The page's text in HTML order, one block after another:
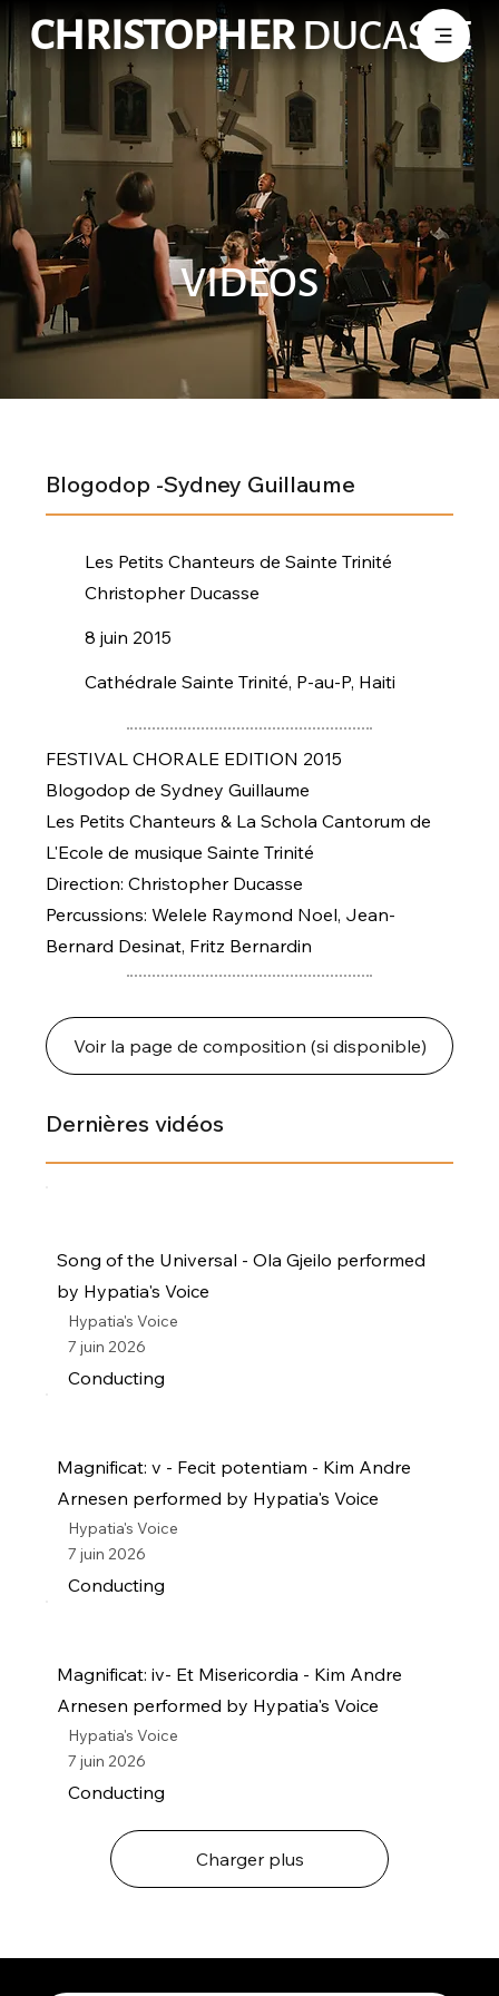
CHRISTOPHERDUCASSE
VIDÉOS
Blogodop -Sydney Guillaume
Les Petits Chanteurs de Sainte Trinité
Christopher Ducasse
8 juin 2015
Cathédrale Sainte Trinité, P-au-P, Haiti
FESTIVAL CHORALE EDITION 2015
Blogodop de Sydney Guillaume
Les Petits Chanteurs & La Schola Cantorum de
L'Ecole de musique Sainte Trinité
Direction: Christopher Ducasse
Percussions: Welele Raymond Noel, Jean-
Bernard Desinat, Fritz Bernardin
Voir la page de composition (si disponible)
Dernières vidéos
Song of the Universal - Ola Gjeilo performed
by Hypatia's Voice
Hypatia's Voice
7 juin 2026
Conducting
Magnificat: v - Fecit potentiam - Kim Andre
Arnesen performed by Hypatia's Voice
Hypatia's Voice
7 juin 2026
Conducting
Magnificat: iv- Et Misericordia - Kim Andre
Arnesen performed by Hypatia's Voice
Hypatia's Voice
7 juin 2026
Conducting
Charger plus